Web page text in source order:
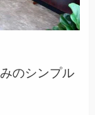
のシンプル